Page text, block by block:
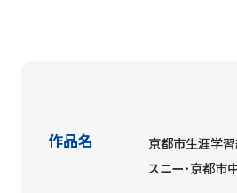
作品名
京都市生涯学
スニー･京都市